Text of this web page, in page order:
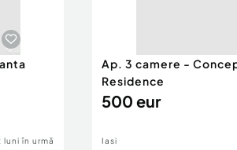
luni în urmă
Ap. 3 camere -
Residence
500 eur
Iasi